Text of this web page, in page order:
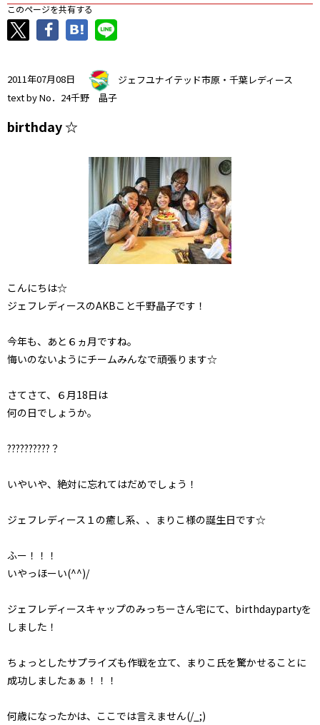
このページを共有する
2011年07月08日
ジェフユナイテッド市原・千葉レディース
text by No．24千野 晶子
birthday ☆
こんにちは☆
ジェフレディースのAKBこと千野晶子です！
今年も、あと６ヵ月ですね。
悔いのないようにチームみんなで頑張ります☆
さてさて、６月18日は
何の日でしょうか。
??????????？
いやいや、絶対に忘れてはだめでしょう！
ジェフレディース１の癒し系、、まりこ様の誕生日です☆
ふー！！！
いやっほーい(^^)/
ジェフレディースキャップのみっちーさん宅にて、birthdaypartyを
しました！
ちょっとしたサプライズも作戦を立て、まりこ氏を驚かせることに
成功しましたぁぁ！！！
何歳になったかは、ここでは言えません(/_;)